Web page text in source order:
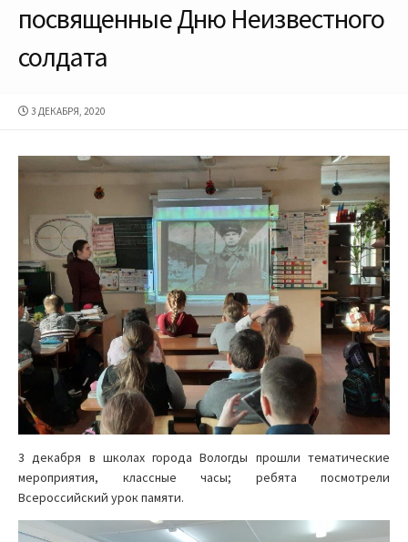
посвященные Дню Неизвестного
солдата
ДАТА
3 ДЕКАБРЯ, 2020
3 декабря в школах города Вологды прошли тематические
мероприятия, классные часы; ребята посмотрели
Всероссийский урок памяти.